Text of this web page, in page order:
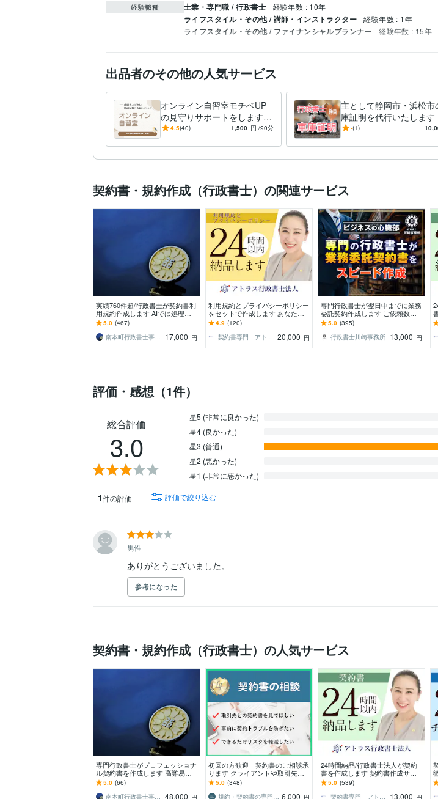
経験職種 士業・専門職 / 行政書士 経験年数 : 10年
ライフスタイル・その他 / 講師・インストラクター 経験年数 : 1年
ライフスタイル・その他 / ファイナンシャルプランナー 経験年数 : 15年
出品者のその他の人気サービス
オンライン自習室モチベUP
の見守りサポートをします
毎日の勉強習慣を身につけ
4.5(40) 1,500 円 /90分
主として静岡市・浜松市
庫証明を代行いたします
定行政書士が丁寧に車庫
-(1)
契約書・規約作成（行政書士）の関連サービス
実績760件超/行政書士が契約書利
用規約作成します AIでは処理し
にくい契約書、利用規約の修正・
作成をします。
5.0 (467)
17,000 円
利用規約とプライバシーポリシー
をセットで作成します あなただ
けの利用規約とプライバシーポリ
シーを作りませんか？
4.9 (120)
20,000 円
専門行政書士が翌日中までに業務
委託契約作成します ご依頼数１
位の行政書士が速やかに業務委託
契約書を作成します。
5.0 (395)
行政書士川崎事務所 13,000 円
評価・感想（1件）
総合評価
3.0
星5 (非常に良かった)
星4 (良かった)
星3 (普通)
星2 (悪かった)
星1 (非常に悪かった)
1件の評価 評価で絞り込む
男性
参考になった
契約書・規約作成（行政書士）の人気サービス
専門行政書士がプロフェッショナ
ル契約書を作成します 高難易度
案件専門 契約書 業務委託契約
書 秘密保持、同意書
5.0 (66)
48,000 円
初回の方歓迎｜契約書のご相談承
ります クライアントや取引先と
の契約書が不安・トラブルを防ぎ
たい方へ
5.0 (348)
6,000 円
24時間納品/行政書士法人が契約
書を作成します 契約書作成サー
ビス｜秘密保持契約書・業務委託
契約書も迅速対応
5.0 (539)
13,000 円